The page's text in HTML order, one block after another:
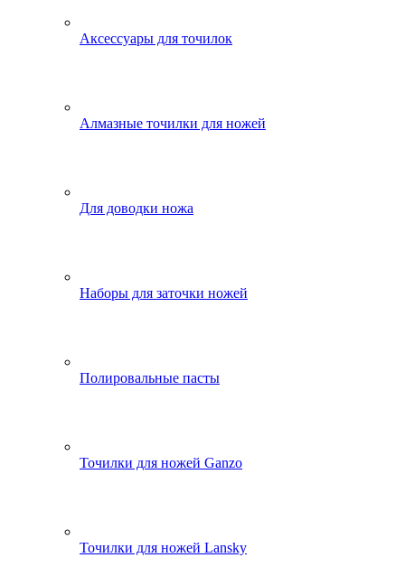
Аксессуары для точилок
Алмазные точилки для ножей
Для доводки ножа
Наборы для заточки ножей
Полировальные пасты
Точилки для ножей Ganzo
Точилки для ножей Lansky